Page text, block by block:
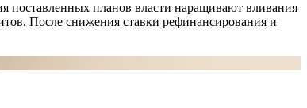
поставленных планов власти наращивают вливания
После снижения ставки рефинансирования и